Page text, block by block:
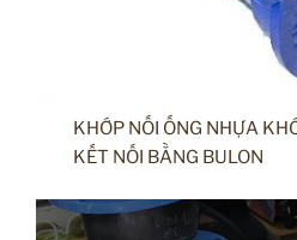
KHỚP NỐI ỐNG NHỰA
KẾT NỐI BẰNG BULON